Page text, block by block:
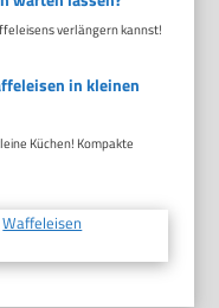
verlängern kannst!
in kleinen
Küchen! Kompakte
Waffeleisen